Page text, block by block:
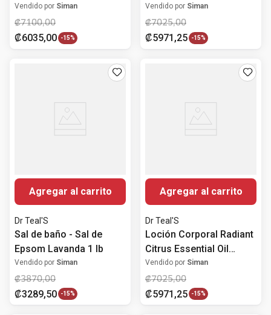
Vendido por Siman
₡7100,00
₡6035,00 -15%
710ml
Vendido por Siman
₡7025,00
₡5971 ,25 -15%
Agregar al carrito
Dr Teal'S
Sal de baño - Sal de
Epsom Lavanda 1 lb
Vendido por Siman
₡3870,00
₡3289,50 -15%
Agregar al carrito
Dr Teal'S
Loción Corporal Radiant
Citrus Essential Oil
Vitamin C Dr Teal's
532ml
Vendido por Siman
₡7025,00
₡5971 ,25 -15%